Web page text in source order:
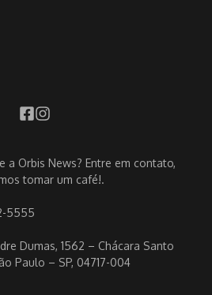
a Orbis News? Entre em contato,
tomar um café!.
5555
Dumas, 1562 – Chácara Santo
Paulo – SP, 04717-004